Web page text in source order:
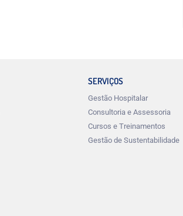
SERVIÇOS
Gestão Hospitalar
Consultoria e Assessoria
Cursos e Treinamentos
Gestão de Sustentabilidade